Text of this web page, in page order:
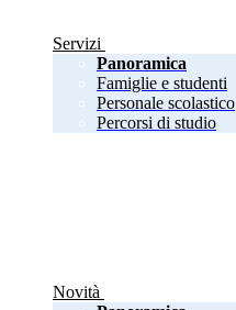
Servizi
Panoramica
Famiglie e studenti
Personale scolastico
Percorsi di studio
Novità